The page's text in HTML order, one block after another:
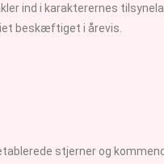
ind i karakterernes
beskæftiget i årevis.
stjerner og